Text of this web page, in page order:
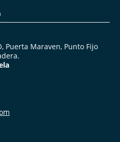
Puerta Maraven, Punto Fijo